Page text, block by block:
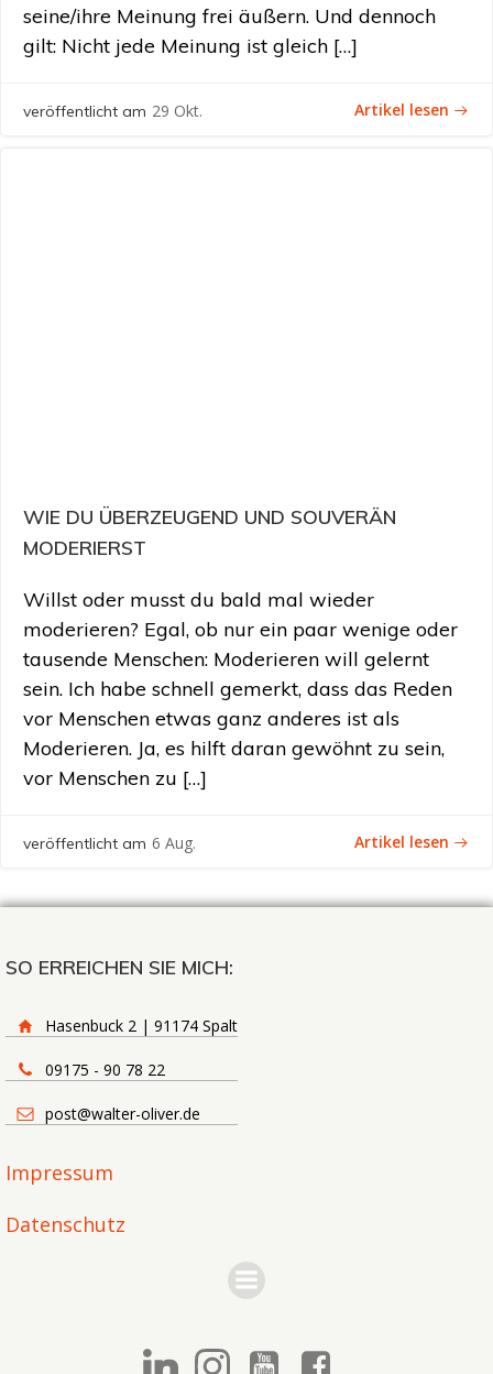
seine/ihre Meinung frei äußern. Und dennoch
gilt: Nicht jede Meinung ist gleich […]
veröffentlicht am 29 Okt. Artikel lesen
WIE DU ÜBERZEUGEND UND SOUVERÄN
MODERIERST
Willst oder musst du bald mal wieder
moderieren? Egal, ob nur ein paar wenige oder
tausende Menschen: Moderieren will gelernt
sein. Ich habe schnell gemerkt, dass das Reden
vor Menschen etwas ganz anderes ist als
Moderieren. Ja, es hilft daran gewöhnt zu sein,
vor Menschen zu […]
veröffentlicht am 6 Aug. Artikel lesen
SO ERREICHEN SIE MICH:
Hasenbuck 2 | 91174 Spalt
09175 - 90 78 22
post@walter-oliver.de
Impressum
Datenschutz